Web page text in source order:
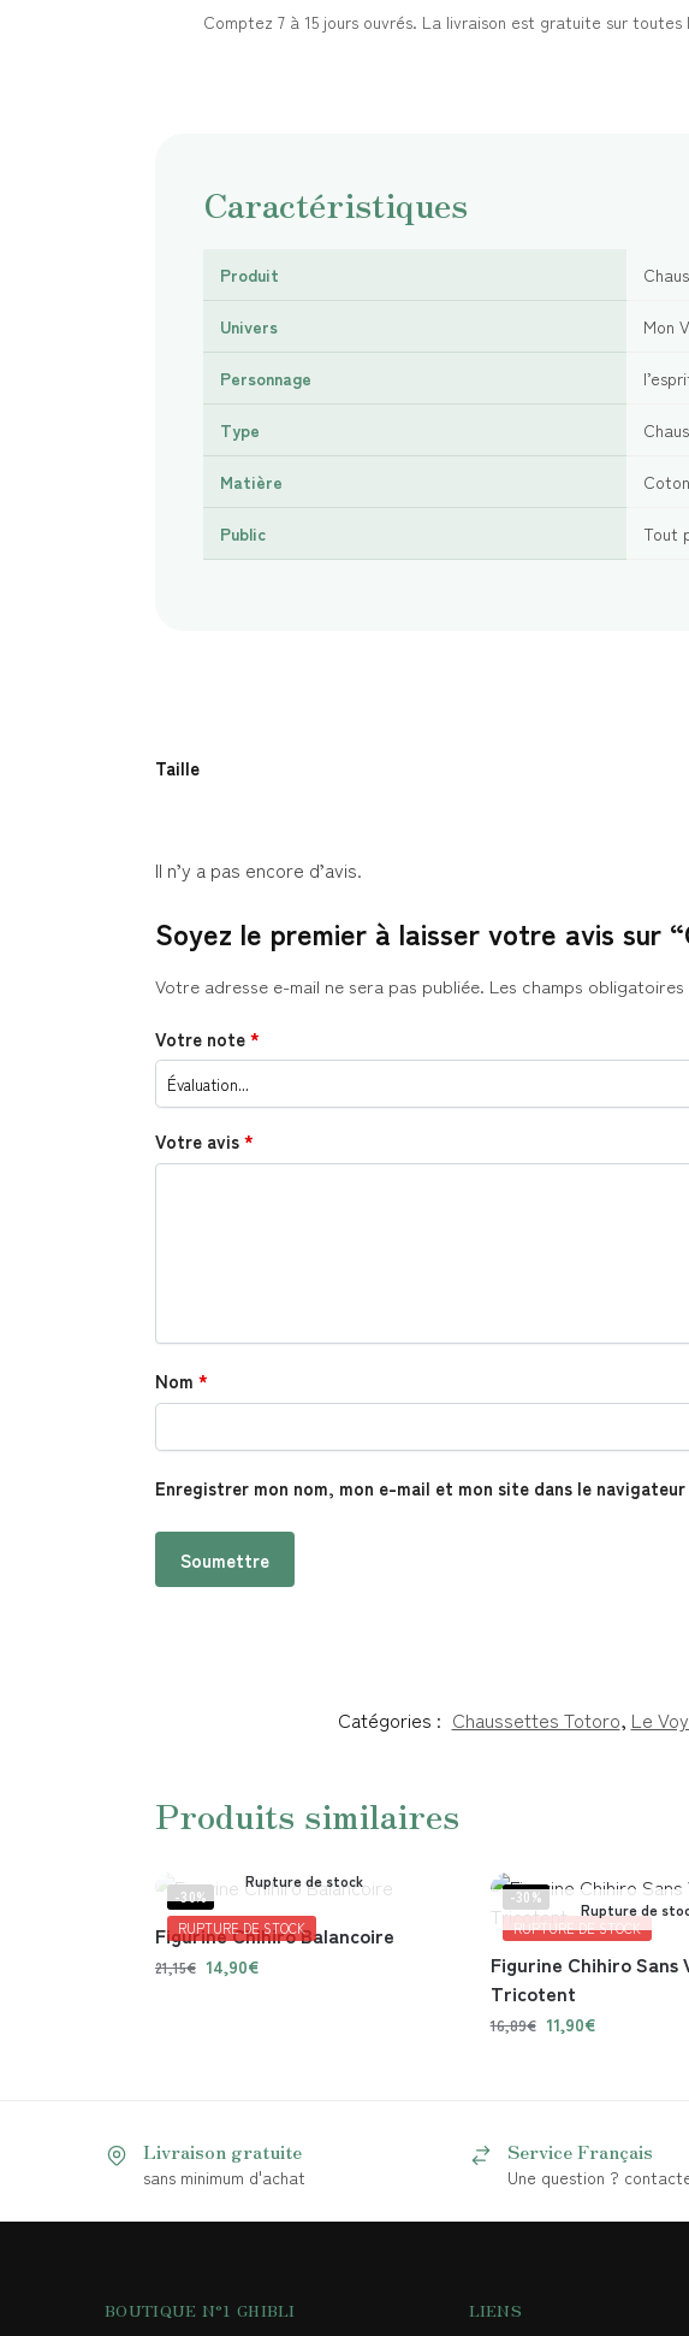
Comptez 7 à 15 jours ouvrés. La livraison est gratuite sur toutes
Caractéristiques
Produit
Univers Mon
Personnage
Type
Matière
Public Tout
Taille
Il n’y a pas encore d’avis.
Soyez le premier à laisser votre avis sur
Votre adresse e-mail ne sera pas publiée. Les champs
Votre note*
Votre avis*
Nom *
Enregistrer mon nom, mon e-mail et mon site dans le
Catégories : Chaussettes Totoro, Le
Produits similaires
-30%
RUPTURE DE STOCK
Rupture de stock
Figurine Chihiro Balancoire
21,15€ 14,90€
-30%
RUPTURE DE STOCK
Rupture de
Figurine Chihiro Sans
Tricotent
16,89€ 11,90€
Livraison gratuite
sans minimum d'achat
Service Français
Une question ?
BOUTIQUE N°1 GHIBLI LIENS